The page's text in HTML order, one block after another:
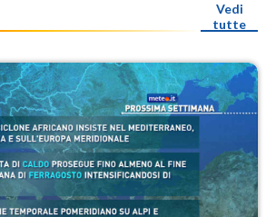
Vedi
tutte